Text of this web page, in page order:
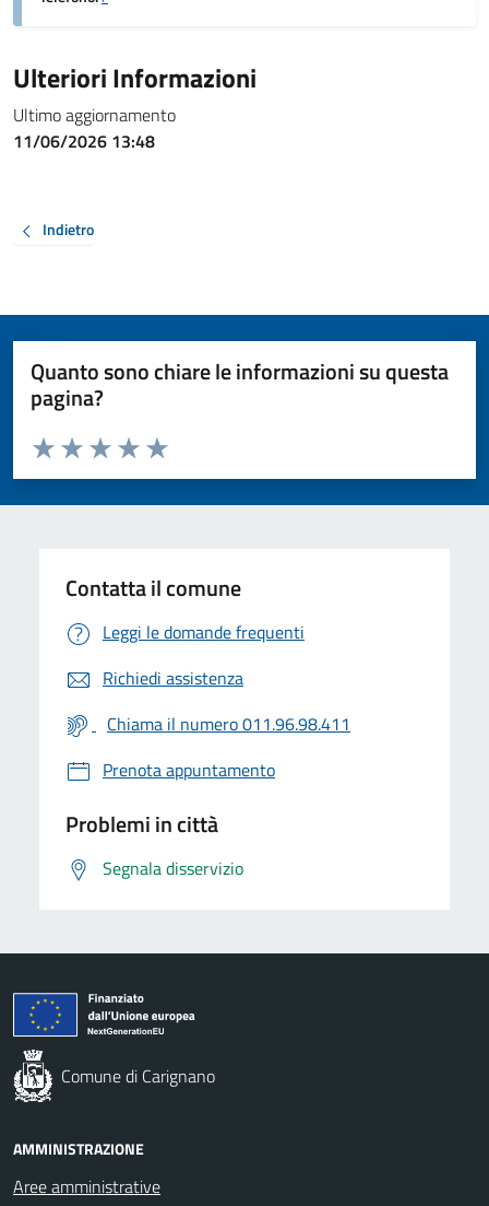
Ulteriori Informazioni
Ultimo aggiornamento
11/06/2026 13:48
Indietro
Quanto sono chiare le informazioni su questa
pagina?
Valuta da 1 a 5 stelle la pagina
Valuta 5 stelle su 5
Valuta 4 stelle su 5
Valuta 3 stelle su 5
Valuta 2 stelle su 5
Valuta 1 stelle su 5
Contatta il comune
Leggi le domande frequenti
Richiedi assistenza
Chiama il numero 011.96.98.411
Prenota appuntamento
Problemi in città
Segnala disservizio
Comune di Carignano
AMMINISTRAZIONE
Aree amministrative